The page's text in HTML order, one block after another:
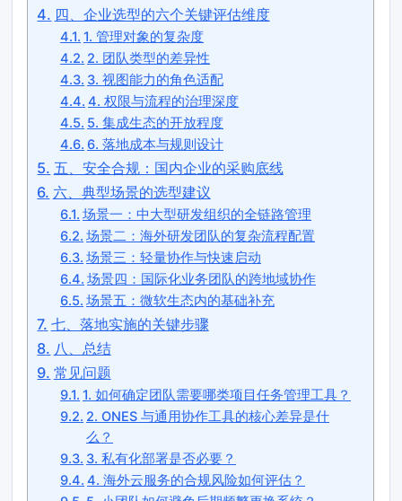
四、企业选型的六个关键评估维度
1. 管理对象的复杂度
2. 团队类型的差异性
3. 视图能力的角色适配
4. 权限与流程的治理深度
5. 集成生态的开放程度
6. 落地成本与规则设计
五、安全合规：国内企业的采购底线
六、典型场景的选型建议
场景一：中大型研发组织的全链路管理
场景二：海外研发团队的复杂流程配置
场景三：轻量协作与快速启动
场景四：国际化业务团队的跨地域协作
场景五：微软生态内的基础补充
七、落地实施的关键步骤
八、总结
常见问题
1. 如何确定团队需要哪类项目任务管理工具？
2. ONES 与通用协作工具的核心差异是什
么？
3. 私有化部署是否必要？
4. 海外云服务的合规风险如何评估？